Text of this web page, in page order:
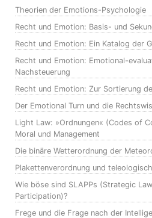
Theorien der Emotions-Psychologie
Recht und Emotion: Basis- und
Recht und Emotion: Ein Katalog der
Recht und Emotion: Emotional-
Nachsteuerung
Recht und Emotion: Zur Sortierung
Der Emotional Turn und die
Light Law: »Ordnungen« (Codes of
Moral und Management
Die binäre Wetterordnung der
Plakettenverordnung und
Wie böse sind SLAPPs (Strategic
Participation)?
Frege und die Frage nach der